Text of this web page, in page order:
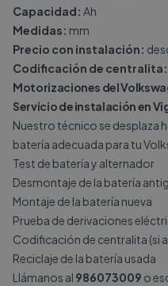
Capacidad: Ah
Medidas: mm
Precio con instalación:
Codificación de centralita:
Motorizaciones del
Servicio de instalación en
Nuestro técnico se desplaza
batería adecuada para tu
Test de batería y alternador
Desmontaje de la batería
Montaje de la batería nueva
Prueba de derivaciones
Codificación de centralita (si
Reciclaje de la batería usada
Llámanos al 986073009 o